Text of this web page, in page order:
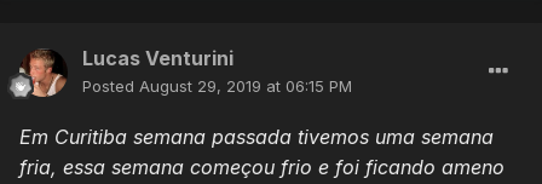
Lucas Venturini
Posted August 29, 2019 at 06:15 PM
Em Curitiba semana passada tivemos uma semana
fria, essa semana começou frio e foi ficando ameno